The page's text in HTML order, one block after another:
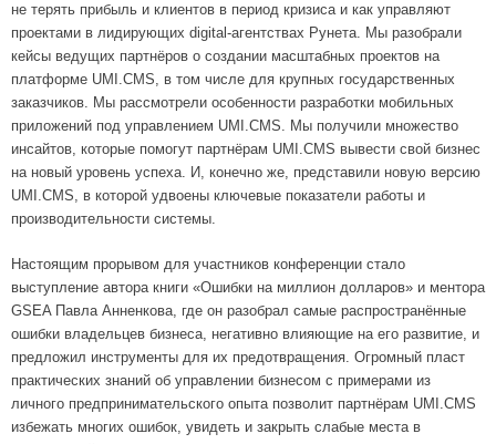
не терять прибыль и клиентов в период кризиса и как управляют
проектами в лидирующих digital-агентствах Рунета. Мы разобрали
кейсы ведущих партнёров о создании масштабных проектов на
платформе UMI.CMS, в том числе для крупных государственных
заказчиков. Мы рассмотрели особенности разработки мобильных
приложений под управлением UMI.CMS. Мы получили множество
инсайтов, которые помогут партнёрам UMI.CMS вывести свой бизнес
на новый уровень успеха. И, конечно же, представили новую версию
UMI.CMS, в которой удвоены ключевые показатели работы и
производительности системы.
Настоящим прорывом для участников конференции стало
выступление автора книги «Ошибки на миллион долларов» и ментора
GSEA Павла Анненкова, где он разобрал самые распространённые
ошибки владельцев бизнеса, негативно влияющие на его развитие, и
предложил инструменты для их предотвращения. Огромный пласт
практических знаний об управлении бизнесом с примерами из
личного предпринимательского опыта позволит партнёрам UMI.CMS
избежать многих ошибок, увидеть и закрыть слабые места в